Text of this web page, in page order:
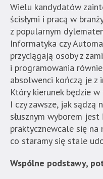
Akademia
Techniczno-
Informatyczna
Naukach
Stosowanych".
Strona
jest
wyposażona
menu
skiplinks
szybko
Wielu kandydatów
ścisłymi i pracą w
z popularnym
Informatyka czy
przyciągają osoby z
i programowania
absolwenci kończą je z
Który kierunek będzie
I czy zawsze, jak sądzą
słusznym wyborem
praktycznewcale się na
co staramy się stale
Wspólne podstawy,